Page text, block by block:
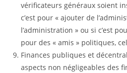
vérificateurs généraux soient
c’est pour « ajouter de
l’administration » ou si c’est
pour des « amis » politiques,
Finances publiques et
aspects non négligeables des